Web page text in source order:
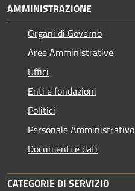
AMMINISTRAZIONE
Organi di Governo
Aree Amministrative
Uffici
Enti e fondazioni
Politici
Personale Amministrativo
Documenti e dati
CATEGORIE DI SERVIZIO